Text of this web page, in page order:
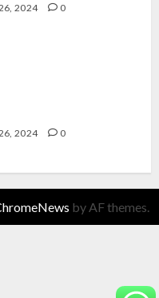
2024 0
2024 0
by AF themes.